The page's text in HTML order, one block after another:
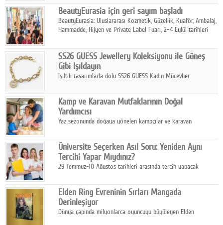
BeautyEurasia için geri sayım başladı
BeautyEurasia: Uluslararası Kozmetik, Güzellik, Kuaför, Ambalaj,
Hammadde, Hijyen ve Private Label Fuarı, 2–4 Eylül tarihleri
SS26 GUESS Jewellery Koleksiyonu ile Güneş
Gibi Işıldayın
Işıltılı tasarımlarla dolu SS26 GUESS Kadın Mücevher
dokunuşunu taşıyor.
Kamp ve Karavan Mutfaklarının Doğal
Yardımcısı
Yaz sezonunda doğaya yönelen kampçılar ve karavan
temizlik sağlayan, çevreye duyarlı bitkisel içerikli ürünleri tercih
ediyor.
Üniversite Seçerken Asıl Soru: Yeniden Aynı
Tercihi Yapar Mıydınız?
29 Temmuz-10 Ağustos tarihleri arasında tercih yapacak
Elden Ring Evreninin Sırları Mangada
Derinleşiyor
Dünya çapında milyonlarca oyuncuyu büyüleyen Elden